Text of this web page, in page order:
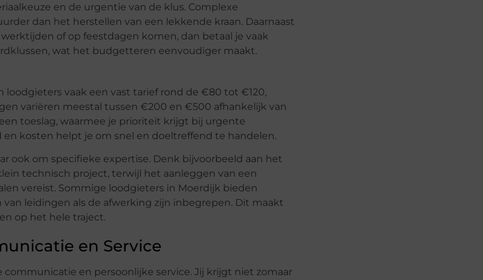
en de urgentie van de klus. Complexe
dan het herstellen van een lekkende kraan. Daarnaast
of op feestdagen komen, dan betaal je vaak
wat het budgetteren eenvoudiger maakt.
vaak een vast tarief rond de €80 tot €120,
variëren meestal tussen €200 en €500 afhankelijk van
toeslag, waarmee je prioriteit krijgt bij urgente
kosten helpt je om snel en doeltreffend te handelen.
ook om specifieke expertise. Denk bijvoorbeeld aan het
technisch project, terwijl het aanleggen van een
vereist. Sommige loodgieters in Moerdijk bieden
leidingen als de afwerking zijn inbegrepen. Dit maakt
op het hele traject.
en Service
en persoonlijke service. Jij krijgt niet zomaar